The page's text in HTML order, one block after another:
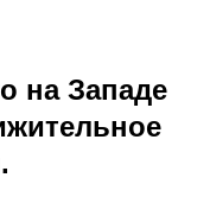
на Западе